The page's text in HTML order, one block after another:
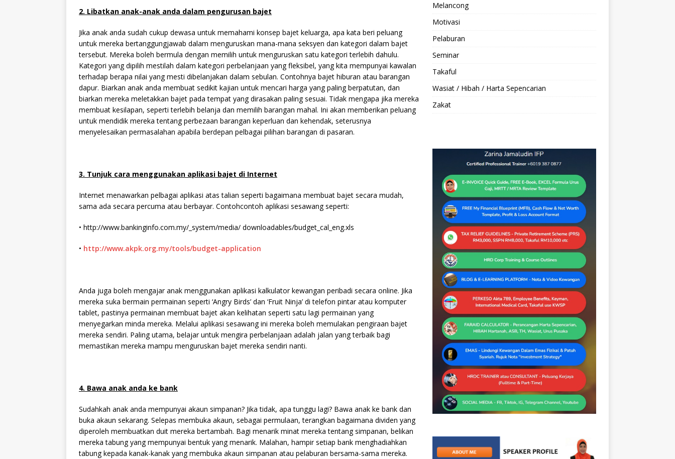
2. Libatkan anak-anak anda dalam pengurusan bajet
Jika anak anda sudah cukup dewasa untuk memahami konsep bajet keluarga, apa kata beri peluang
untuk mereka bertanggungjawab dalam menguruskan mana-mana seksyen dan kategori dalam bajet
tersebut. Mereka boleh bermula dengan memilih untuk menguruskan satu kategori terlebih dahulu.
Kategori yang dipilih mestilah dalam kategori perbelanjaan yang fleksibel, yang kita mempunyai kawalan
terhadap berapa nilai yang mesti dibelanjakan dalam sebulan. Contohnya bajet hiburan atau barangan
dapur. Biarkan anak anda membuat sedikit kajian untuk mencari harga yang paling berpatutan, dan
biarkan mereka meletakkan bajet pada tempat yang dirasakan paling sesuai. Tidak mengapa jika mereka
membuat kesilapan, seperti terlebih belanja dan memilih barangan mahal. Ini akan memberikan peluang
untuk mendidik mereka tentang perbezaan barangan keperluan dan kehendak, seterusnya
menyelesaikan permasalahan apabila berdepan pelbagai pilihan barangan di pasaran.
3. Tunjuk cara menggunakan aplikasi bajet di Internet
Internet menawarkan pelbagai aplikasi atas talian seperti bagaimana membuat bajet secara mudah,
sama ada secara percuma atau berbayar. Contohcontoh aplikasi sesawang seperti:
• http://www.bankinginfo.com.my/_system/media/ downloadables/budget_cal_eng.xls
• http://www.akpk.org.my/tools/budget-application
Anda juga boleh mengajar anak menggunakan aplikasi kalkulator kewangan peribadi secara online. Jika
mereka suka bermain permainan seperti ‘Angry Birds’ dan ‘Fruit Ninja’ di telefon pintar atau komputer
tablet, pastinya permainan membuat bajet akan kelihatan seperti satu lagi permainan yang
menyegarkan minda mereka. Melalui aplikasi sesawang ini mereka boleh memulakan pengiraan bajet
mereka sendiri. Paling utama, belajar untuk mengira perbelanjaan adalah jalan yang terbaik bagi
memastikan mereka mampu menguruskan bajet mereka sendiri nanti.
4. Bawa anak anda ke bank
Sudahkah anak anda mempunyai akaun simpanan? Jika tidak, apa tunggu lagi? Bawa anak ke bank dan
buka akaun sekarang. Selepas membuka akaun, sebagai permulaan, terangkan bagaimana dividen yang
diperoleh membuatkan duit mereka bertambah. Bagi menarik minat mereka tentang simpanan, belikan
mereka tabung yang mempunyai bentuk yang menarik. Malahan, hampir setiap bank menghadiahkan
tabung kepada kanak-kanak yang membuka akaun simpanan atau pelaburan bersama-sama mereka.
Melancong
Motivasi
Pelaburan
Seminar
Takaful
Wasiat / Hibah / Harta Sepencarian
Zakat